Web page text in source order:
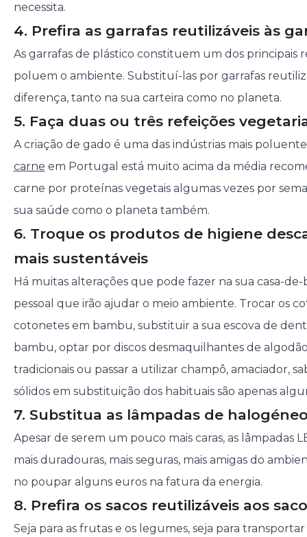
necessita.
4. Prefira as garrafas reutilizáveis às
As garrafas de plástico constituem um dos principais
poluem o ambiente. Substituí-las por garrafas
diferença, tanto na sua carteira como no planeta.
5. Faça duas ou três refeições
A criação de gado é uma das indústrias mais
carne em Portugal está muito acima da média
carne por proteínas vegetais algumas vezes por
sua saúde como o planeta também.
6. Troque os produtos de higiene
mais sustentáveis
Há muitas alterações que pode fazer na sua casa-
pessoal que irão ajudar o meio ambiente. Trocar os
cotonetes em bambu, substituir a sua escova de
bambu, optar por discos desmaquilhantes de
tradicionais ou passar a utilizar champô, amaciador,
sólidos em substituição dos habituais são apenas
7. Substitua as lâmpadas de
Apesar de serem um pouco mais caras, as lâmpadas
mais duradouras, mais seguras, mais amigas do
no poupar alguns euros na fatura da energia.
8. Prefira os sacos reutilizáveis aos
Seja para as frutas e os legumes, seja para transportar